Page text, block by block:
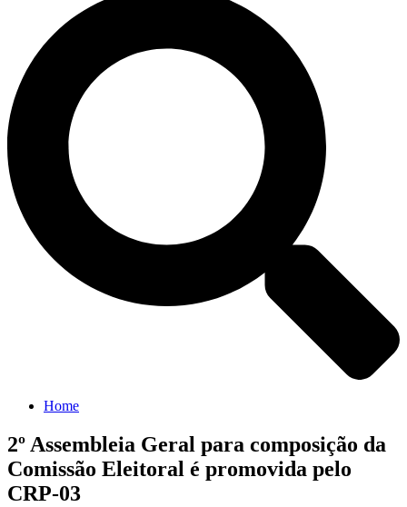
Home
2º Assembleia Geral para composição da
Comissão Eleitoral é promovida pelo
CRP-03